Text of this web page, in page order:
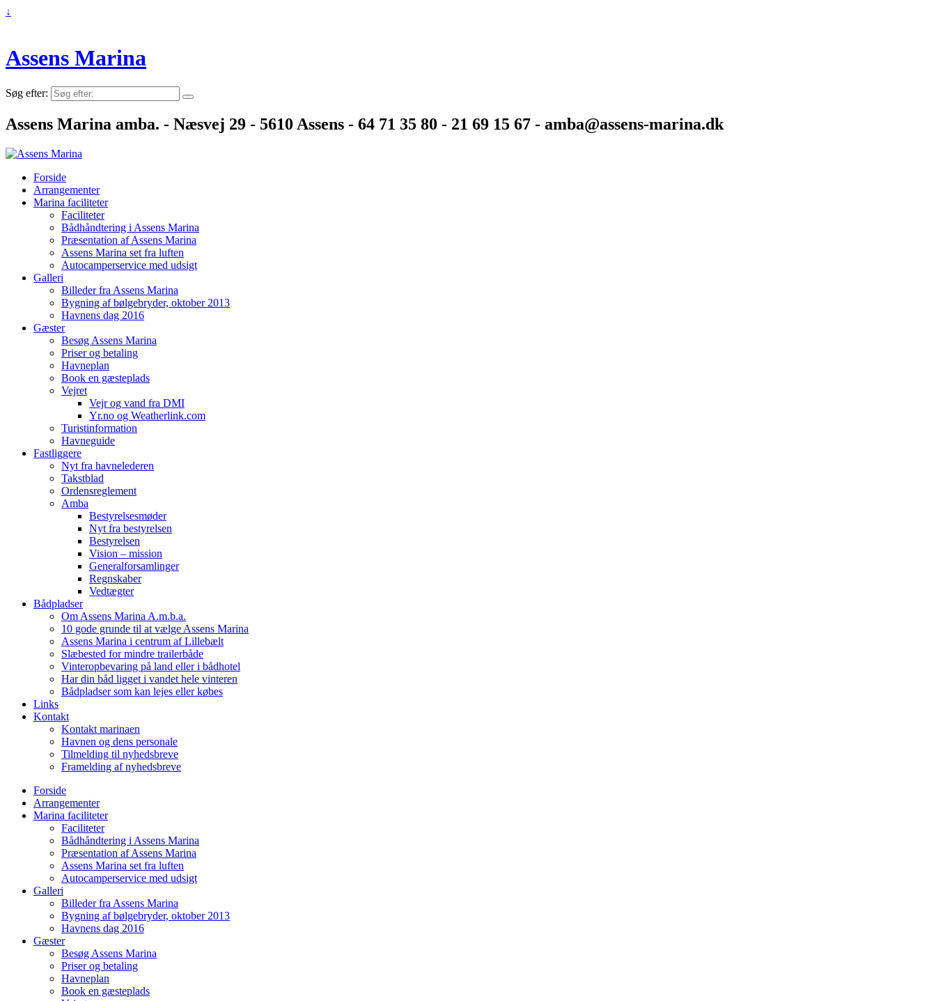
↓
Assens Marina
Søg efter:
Assens Marina amba. - Næsvej 29 - 5610 Assens - 64 71 35 80 - 21 69 15 67 - amba@assens-marina.dk
Forside
Arrangementer
Marina faciliteter
Faciliteter
Bådhåndtering i Assens Marina
Præsentation af Assens Marina
Assens Marina set fra luften
Autocamperservice med udsigt
Galleri
Billeder fra Assens Marina
Bygning af bølgebryder, oktober 2013
Havnens dag 2016
Gæster
Besøg Assens Marina
Priser og betaling
Havneplan
Book en gæsteplads
Vejret
Vejr og vand fra DMI
Yr.no og Weatherlink.com
Turistinformation
Havneguide
Fastliggere
Nyt fra havnelederen
Takstblad
Ordensreglement
Amba
Bestyrelsesmøder
Nyt fra bestyrelsen
Bestyrelsen
Vision – mission
Generalforsamlinger
Regnskaber
Vedtægter
Bådpladser
Om Assens Marina A.m.b.a.
10 gode grunde til at vælge Assens Marina
Assens Marina i centrum af Lillebælt
Slæbested for mindre trailerbåde
Vinteropbevaring på land eller i bådhotel
Har din båd ligget i vandet hele vinteren
Bådpladser som kan lejes eller købes
Links
Kontakt
Kontakt marinaen
Havnen og dens personale
Tilmelding til nyhedsbreve
Framelding af nyhedsbreve
Forside
Arrangementer
Marina faciliteter
Faciliteter
Bådhåndtering i Assens Marina
Præsentation af Assens Marina
Assens Marina set fra luften
Autocamperservice med udsigt
Galleri
Billeder fra Assens Marina
Bygning af bølgebryder, oktober 2013
Havnens dag 2016
Gæster
Besøg Assens Marina
Priser og betaling
Havneplan
Book en gæsteplads